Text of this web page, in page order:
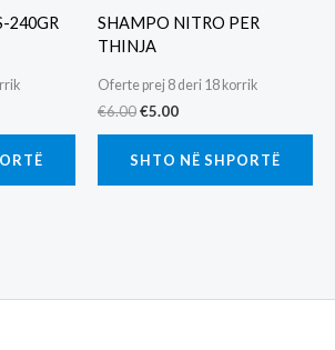
240GR
SHAMPO NITRO PER
THINJA
Oferte prej 8 deri 18 korrik
€6.00Original
€6.00.
€5.00Current
€5.00.
SHTO NË SHPORTË